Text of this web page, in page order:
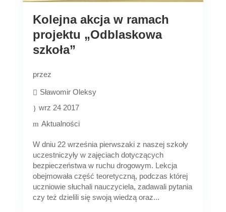
Kolejna akcja w ramach
projektu „Odblaskowa
szkoła”
przez
Sławomir Oleksy
wrz 24 2017
Aktualności
W dniu 22 września pierwszaki z naszej szkoły
uczestniczyły w zajęciach dotyczących
bezpieczeństwa w ruchu drogowym. Lekcja
obejmowała część teoretyczną, podczas której
uczniowie słuchali nauczyciela, zadawali pytania
czy też dzielili się swoją wiedzą oraz...